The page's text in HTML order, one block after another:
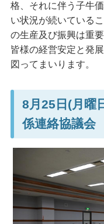
格、それに伴う子牛
い状況が続いている
の生産及び振興は重
皆様の経営安定と発
図ってまいります。
8月25日(月曜
係連絡協議会